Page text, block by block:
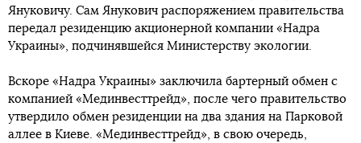
Януковичу. Сам Янукович распоряжением правительства
передал резиденцию акционерной компании «Надра
Украины», подчинявшейся Министерству экологии.
Вскоре «Надра Украины» заключила бартерный обмен с
компанией «Мединвесттрейд», после чего правительство
утвердило обмен резиденции на два здания на Парковой
аллее в Киеве. «Мединвесттрейд», в свою очередь,